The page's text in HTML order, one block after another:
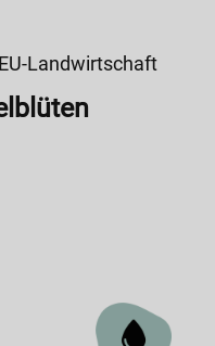
Landwirtschaft